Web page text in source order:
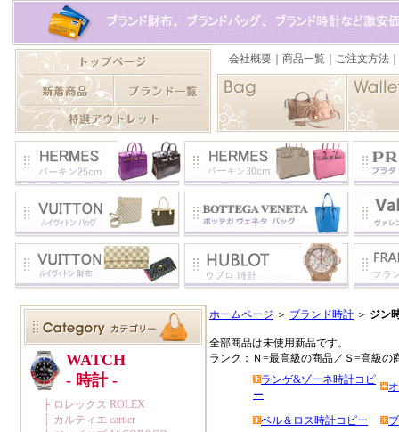
ホームページ ＞ ブランド時計 ＞ ジン
全部商品は未使用新品です。
ランク：Ｎ=最高級の商品／Ｓ=高級の
ランゲ&ゾーネ時計コピ
ー
ベル＆ロス時計コピー